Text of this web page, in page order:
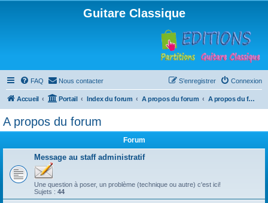
Guitare Classique
FAQ Nous contacter Connexion
S’enregistrer
Accueil Portail Index du forum A propos du forum A propos du forum
A propos du forum
Forum
Message au staff administratif
Une question à poser, un problème (technique ou autre) c'est ici!
Sujets : 44